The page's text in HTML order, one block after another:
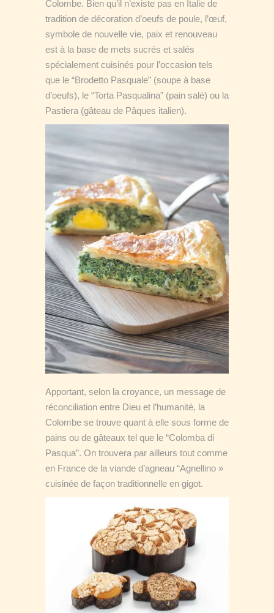
Colombe. Bien qu’il n’existe pas en Italie de
tradition de décoration d’oeufs de poule, l’œuf,
symbole de nouvelle vie, paix et renouveau
est à la base de mets sucrés et salés
spécialement cuisinés pour l’occasion tels
que le “Brodetto Pasquale” (soupe à base
d’oeufs), le “Torta Pasqualina” (pain salé) ou la
Pastiera (gâteau de Pâques italien).
Apportant, selon la croyance, un message de
réconciliation entre Dieu et l’humanité, la
Colombe se trouve quant à elle sous forme de
pains ou de gâteaux tel que le “Colomba di
Pasqua”. On trouvera par ailleurs tout comme
en France de la viande d’agneau “Agnellino »
cuisinée de façon traditionnelle en gigot.